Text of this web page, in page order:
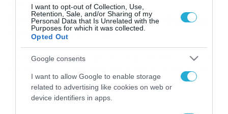
I want to opt-out of Collection, Use,
Retention, Sale, and/or Sharing of my
Personal Data that Is Unrelated with the
Purposes for which it was collected.
Opted Out
Google consents
I want to allow Google to enable storage
related to advertising like cookies on web or
device identifiers in apps.
12/02/2015 17:05
Κοπίτσης: «Δεν είναι η τυχαία η δουλειά
που γίνεται στην ΑΕΚ»
Ο Χάρης Κοπίτσης χαρακτήρισε αναμενόμενη την
χθεσινή εμφάνιση της ΑΕΚ στο «Καραϊσκάκης» και το 1-1
στον «NOVA ΣΠΟΡ FM»: Για αυτό που είδαμε χθες από
την ΑΕΚ: Σίγουρα για κανέναν στην ομάδα της ΑΕΚ δεν
αποτελεί έκπληξη το χθεσινό αποτέλεσμα. Η ΑΕΚ έχει